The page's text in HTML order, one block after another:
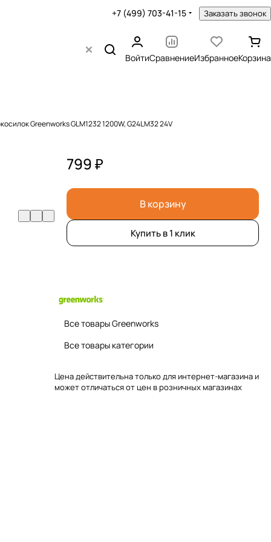
+7 (499) 703-41-15 Заказать звонок
ВойтиСравнениеИзбранноеКорзина
Greenworks GLM1232 1200W, G24LM32 24V
799 ₽
В корзину
Купить в 1 клик
Все товары Greenworks
Все товары категории
Цена действительна только для интернет-магазина и
может отличаться от цен в розничных магазинах